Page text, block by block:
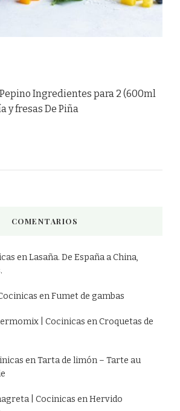
Ingredientes para 2 (600ml
y fresas De Piña
COMENTARIOS
enLasaña. De España a China,
enFumet de gambas
| Cocinicas enCroquetas de
enTarta de limón – Tarte au
| Cocinicas enHervido